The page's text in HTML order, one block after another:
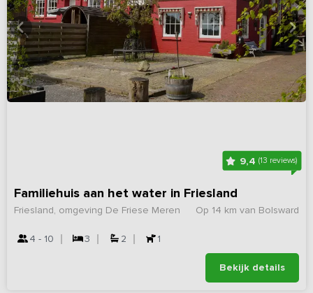
9,4(13 reviews)
Familiehuis aan het water in Friesland
Op 14 km van Bolsward
Friesland, omgeving De Friese Meren
4 - 10 3 2 1
Bekijk details